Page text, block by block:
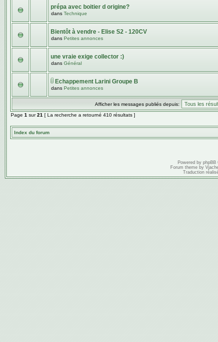
prépa avec boitier d origine?
dans Technique
Bientôt à vendre - Elise S2 - 120CV
dans Petites annonces
une vraie exige collector :)
dans Général
Echappement Larini Groupe B
dans Petites annonces
Afficher les messages publiés depuis:
Page 1 sur21 [ La recherche a retourné 410 résultats ]
Index du forum
Powered by phpBB
Forum theme by
Traduction